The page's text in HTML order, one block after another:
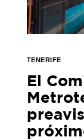
TENERIFE
El